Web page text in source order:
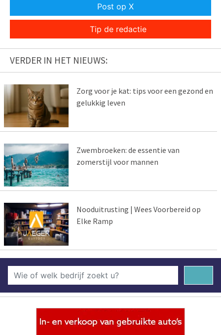
Post op X
Tip de redactie
VERDER IN HET NIEUWS:
Zorg voor je kat: tips voor een gezond en
gelukkig leven
Zwembroeken: de essentie van
zomerstijl voor mannen
Nooduitrusting | Wees Voorbereid op
Elke Ramp